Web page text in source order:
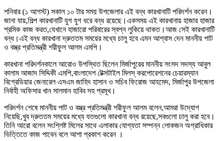
শনিবার (১ আগস্ট) সকাল ১০ টার সময় উপজেলার এই বন্ধ কারখানাটি পরিদর্শন করেন।
জানা যায়,শিল্প কারখানাটি যুগ যুগ ধরে বন্ধ রয়েছে।একসময় এই কারখানায় হাজার হাজার
শ্রমিক কাজ করত,যেখানে হাজারো পরিবারের স্বপ্ন লুকিয়ে থাকত।আজ সেই কারখানাটি
বন্ধ।এই বন্ধ কারখানা দ্রুততম সময়ের মধ্যে চালু হবে এমন আশ্বাস দেন মাননীয় পাট
ও বস্ত্র প্রতিমন্ত্রী শরীফুল আলম এমপি।
কারখানা পরিদর্শনকালে আরোও উপস্থিত ছিলেন মির্জাপুরের মাননীয় সংসদ সদস্য আবুল
কালাম আজাদ সিদ্দিকী এমপি,বাংলাদেশ টেক্সটাইল মিলস্ করপোরেশনের চেয়ারম্যান
বিগ্রেডিয়ার জেনারেল এসএম জাহিদ হাসান ও সচিব ফিরোজ আহমেদ, মির্জাপুর উপজেলা
নির্বাহী অফিসার খান সালমান হাবিব সহ প্রমূখ।
পরিদর্শন শেষে মাননীয় পাট ও বস্ত্র প্রতিমন্ত্রী শরীফুল আলম বলেন,আমরা উদ্যোগ
নিয়েছি,খুব দ্রুততম সময়ের মধ্যে যতগুলো কারখানা বন্ধ রয়েছে,সবগুলো চালু করা হবে।
তিনি আরো বলেন সংশ্লিষ্ট মিলের সাথে এলাকার যোগ্যতা সম্পন্ন লোকজন অগ্রাধিকার
ভিত্তিতে কাজ পাবেন বলে আশা প্রকাশ করেন ।